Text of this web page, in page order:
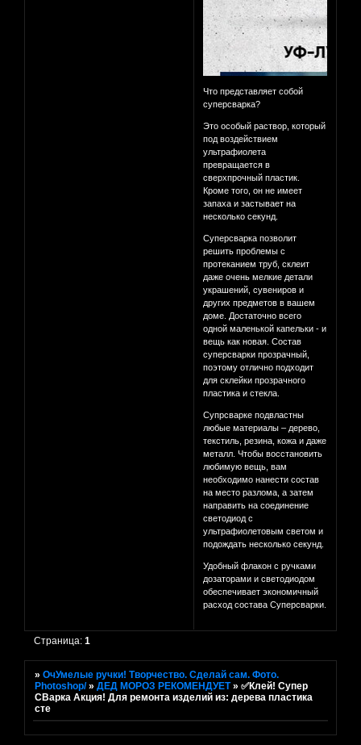
Что представляет собой
суперсварка?
Это особый раствор, который
под воздействием
ультрафиолета
превращается в
сверхпрочный пластик.
Кроме того, он не имеет
запаха и застывает на
несколько секунд.
Суперсварка позволит
решить проблемы с
протеканием труб, склеит
даже очень мелкие детали
украшений, сувениров и
других предметов в вашем
доме. Достаточно всего
одной маленькой капельки - и
вещь как новая. Состав
суперсварки прозрачный,
поэтому отлично подходит
для склейки прозрачного
пластика и стекла.
Супрсварке подвластны
любые материалы – дерево,
текстиль, резина, кожа и даже
металл. Чтобы восстановить
любимую вещь, вам
необходимо нанести состав
на место разлома, а затем
направить на соединение
светодиод с
ультрафиолетовым светом и
подождать несколько секунд.
Удобный флакон с ручками
дозаторами и светодиодом
обеспечивает экономичный
расход состава Суперсварки.
Страница:1
»ОчУмелые ручки! Творчество. Сделай сам. Фото.
Photoshop/ »ДЕД МОРОЗ РЕКОМЕНДУЕТ »✅Клей! Супер
СВарка Акция! Для ремонта изделий из: дерева пластика
сте